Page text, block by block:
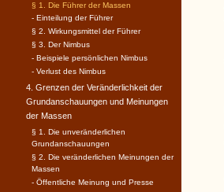
§ 1. Die Führer der Massen
- Einteilung der Führer
§ 2. Wirkungsmittel der Führer
§ 3. Der Nimbus
- Beispiele persönlichen Nimbus
- Verlust des Nimbus
4. Grenzen der Veränderlichkeit der
Grundanschauungen und Meinungen
der Massen
§ 1. Die unveränderlichen
Grundanschauungen
§ 2. Die veränderlichen Meinungen der
Massen
- Öffentliche Meinung und Presse